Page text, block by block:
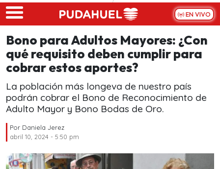
Skip to main content
EN VIVO
Bono para Adultos Mayores: ¿Con
qué requisito deben cumplir para
cobrar estos aportes?
La población más longeva de nuestro país
podrán cobrar el Bono de Reconocimiento de
Adulto Mayor y Bono Bodas de Oro.
Por Daniela Jerez
abril 10, 2024 - 5:50 pm